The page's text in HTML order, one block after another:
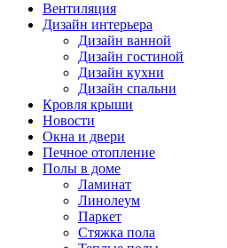
Вентиляция
Дизайн интерьера
Дизайн ванной
Дизайн гостиной
Дизайн кухни
Дизайн спальни
Кровля крыши
Новости
Окна и двери
Печное отопление
Полы в доме
Ламинат
Линолеум
Паркет
Стяжка пола